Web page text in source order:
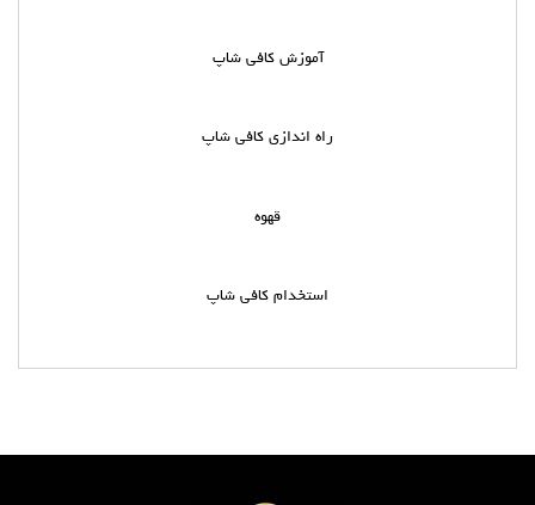
آموزش کافی شاپ
راه اندازی کافی شاپ
قهوه
استخدام کافی شاپ